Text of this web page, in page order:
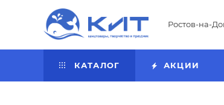
Ростов-на-
КАТАЛОГ АКЦИИ